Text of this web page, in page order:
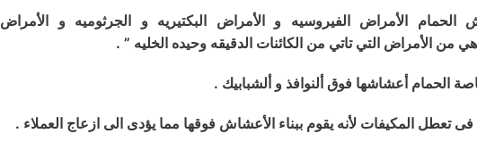
الأمراض الفيروسيه و الأمراض البكتيريه و الجرثوميه و الأمراض
هي من الأمراض التي تاتي من الكائنات الدقيقه وحيده الخليه ” .